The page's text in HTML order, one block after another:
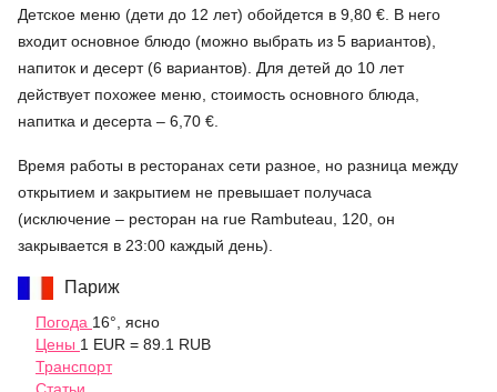
Детское меню (дети до 12 лет) обойдется в 9,80 €. В него
входит основное блюдо (можно выбрать из 5 вариантов),
напиток и десерт (6 вариантов). Для детей до 10 лет
действует похожее меню, стоимость основного блюда,
напитка и десерта – 6,70 €.
Время работы в ресторанах сети разное, но разница между
открытием и закрытием не превышает получаса
(исключение – ресторан на rue Rambuteau, 120, он
закрывается в 23:00 каждый день).
Париж
Погода 16°, ясно
Цены 1 EUR = 89.1 RUB
Транспорт
Статьи